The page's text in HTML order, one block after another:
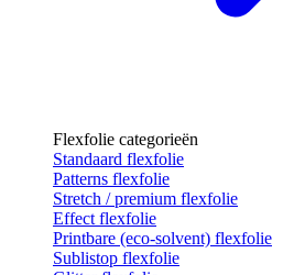
Flexfolie categorieën
Standaard flexfolie
Patterns flexfolie
Stretch / premium flexfolie
Effect flexfolie
Printbare (eco-solvent) flexfolie
Sublistop flexfolie